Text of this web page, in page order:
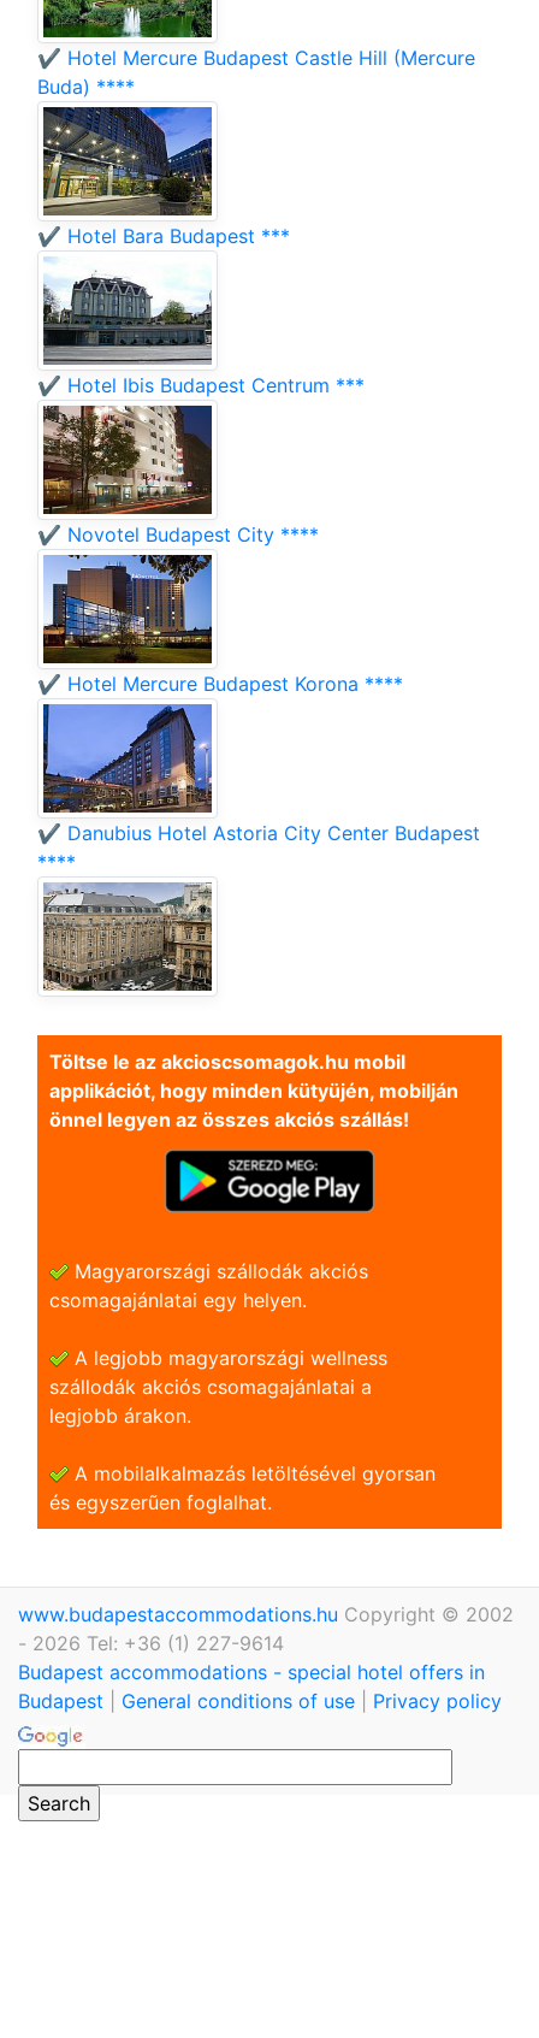
✔️ Hotel Mercure Budapest Castle Hill (Mercure
Buda) ****
✔️ Hotel Bara Budapest ***
✔️ Hotel Ibis Budapest Centrum ***
✔️ Novotel Budapest City ****
✔️ Hotel Mercure Budapest Korona ****
✔️ Danubius Hotel Astoria City Center Budapest
****
Töltse le az akcioscsomagok.hu mobil
applikációt, hogy minden kütyüjén, mobilján
önnel legyen az összes akciós szállás!
Magyarországi szállodák akciós
csomagajánlatai egy helyen.
A legjobb magyarországi wellness
szállodák akciós csomagajánlatai a
legjobb árakon.
A mobilalkalmazás letöltésével gyorsan
és egyszerũen foglalhat.
www.budapestaccommodations.hu Copyright © 2002
- 2026 Tel: +36 (1) 227-9614
Budapest accommodations - special hotel offers in
Budapest
General conditions of use Privacy policy